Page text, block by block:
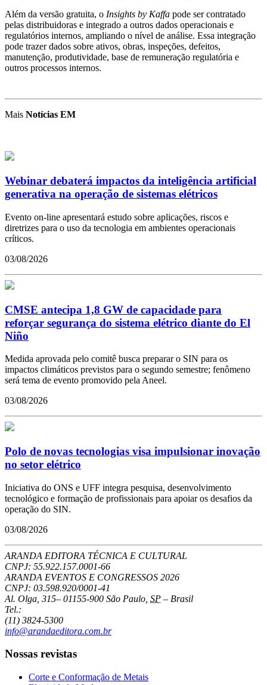
Além da versão gratuita, o Insights by Kaffa pode ser contratado
pelas distribuidoras e integrado a outros dados operacionais e
regulatórios internos, ampliando o nível de análise. Essa integração
pode trazer dados sobre ativos, obras, inspeções, defeitos,
manutenção, produtividade, base de remuneração regulatória e
outros processos internos.
Mais Notícias EM
Webinar debaterá impactos da inteligência artificial
generativa na operação de sistemas elétricos
Evento on-line apresentará estudo sobre aplicações, riscos e
diretrizes para o uso da tecnologia em ambientes operacionais
críticos.
03/08/2026
CMSE antecipa 1,8 GW de capacidade para
reforçar segurança do sistema elétrico diante do El
Niño
Medida aprovada pelo comitê busca preparar o SIN para os
impactos climáticos previstos para o segundo semestre; fenômeno
será tema de evento promovido pela Aneel.
03/08/2026
Polo de novas tecnologias visa impulsionar inovação
no setor elétrico
Iniciativa do ONS e UFF integra pesquisa, desenvolvimento
tecnológico e formação de profissionais para apoiar os desafios da
operação do SIN.
03/08/2026
ARANDA EDITORA TÉCNICA E CULTURAL
CNPJ: 55.922.157.0001-66
ARANDA EVENTOS E CONGRESSOS 2026
CNPJ: 03.598.920/0001-41
Al. Olga, 315– 01155-900 São Paulo SP – Brasil
Tel.:
(11) 3824-5300
info@arandaeditora.com.br
Nossas revistas
Corte e Conformação de Metais